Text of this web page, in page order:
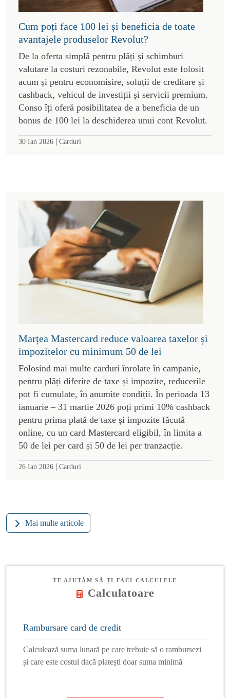
Cum poți face 100 lei și beneficia de toate
avantajele produselor Revolut?
De la oferta simplă pentru plăți și schimburi
valutare la costuri rezonabile, Revolut este folosit
acum și pentru economisire, soluții de creditare și
cashback, vehicul de investiții și servicii premium.
Conso îți oferă posibilitatea de a beneficia de un
bonus de 100 lei la deschiderea unui cont Revolut.
30 Ian 2026 | Carduri
Marțea Mastercard reduce valoarea taxelor și
impozitelor cu minimum 50 de lei
Folosind mai multe carduri înrolate în campanie,
pentru plăți diferite de taxe și impozite, reducerile
pot fi cumulate, în anumite condiții. În perioada 13
ianuarie – 31 martie 2026 poți primi 10% cashback
pentru prima plată de taxe și impozite făcută
online, cu un card Mastercard eligibil, în limita a
50 de lei per card și 50 de lei per tranzacție.
26 Ian 2026 | Carduri
Mai multe articole
TE AJUTĂM SĂ-ȚI FACI CALCULELE
Calculatoare
Rambursare card de credit
Calculează suma lunară pe care trebuie să o rambursezi
și care este costul dacă platești doar suma minimă